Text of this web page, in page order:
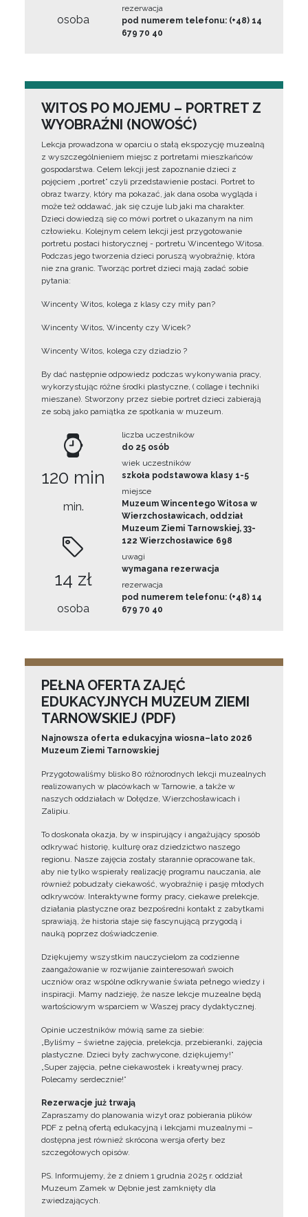
osoba
rezerwacja
pod numerem telefonu: (+48) 14
679 70 40
WITOS PO MOJEMU – PORTRET Z
WYOBRAŹNI (NOWOŚĆ)
Lekcja prowadzona w oparciu o stałą ekspozycję muzealną
z wyszczególnieniem miejsc z portretami mieszkańców
gospodarstwa. Celem lekcji jest zapoznanie dzieci z
pojęciem „portret” czyli przedstawienie postaci. Portret to
obraz twarzy, który ma pokazać, jak dana osoba wygląda i
może też oddawać, jak się czuje lub jaki ma charakter.
Dzieci dowiedzą się co mówi portret o ukazanym na nim
człowieku. Kolejnym celem lekcji jest przygotowanie
portretu postaci historycznej - portretu Wincentego Witosa.
Podczas jego tworzenia dzieci poruszą wyobraźnię, która
nie zna granic. Tworząc portret dzieci mają zadać sobie
pytania:
Wincenty Witos, kolega z klasy czy miły pan?
Wincenty Witos, Wincenty czy Wicek?
Wincenty Witos, kolega czy dziadzio ?
By dać następnie odpowiedz podczas wykonywania pracy,
wykorzystując różne środki plastyczne, ( collage i techniki
mieszane). Stworzony przez siebie portret dzieci zabierają
ze sobą jako pamiątka ze spotkania w muzeum.
120 min
min.
14 zł
osoba
liczba uczestników
do 25 osób
wiek uczestników
szkoła podstawowa klasy 1-5
miejsce
Muzeum Wincentego Witosa w
Wierzchosławicach, oddział
Muzeum Ziemi Tarnowskiej, 33-
122 Wierzchosławice 698
uwagi
wymagana rezerwacja
rezerwacja
pod numerem telefonu: (+48) 14
679 70 40
PEŁNA OFERTA ZAJĘĆ
EDUKACYJNYCH MUZEUM ZIEMI
TARNOWSKIEJ (PDF)
Najnowsza oferta edukacyjna wiosna–lato 2026
Muzeum Ziemi Tarnowskiej
Przygotowaliśmy blisko 80 różnorodnych lekcji muzealnych
realizowanych w placówkach w Tarnowie, a także w
naszych oddziałach w Dołędze, Wierzchosławicach i
Zalipiu.
To doskonała okazja, by w inspirujący i angażujący sposób
odkrywać historię, kulturę oraz dziedzictwo naszego
regionu. Nasze zajęcia zostały starannie opracowane tak,
aby nie tylko wspierały realizację programu nauczania, ale
również pobudzały ciekawość, wyobraźnię i pasję młodych
odkrywców. Interaktywne formy pracy, ciekawe prelekcje,
działania plastyczne oraz bezpośredni kontakt z zabytkami
sprawiają, że historia staje się fascynującą przygodą i
nauką poprzez doświadczenie.
Dziękujemy wszystkim nauczycielom za codzienne
zaangażowanie w rozwijanie zainteresowań swoich
uczniów oraz wspólne odkrywanie świata pełnego wiedzy i
inspiracji. Mamy nadzieję, że nasze lekcje muzealne będą
wartościowym wsparciem w Waszej pracy dydaktycznej.
Opinie uczestników mówią same za siebie:
„Byliśmy – świetne zajęcia, prelekcja, przebieranki, zajęcia
plastyczne. Dzieci były zachwycone, dziękujemy!”
„Super zajęcia, pełne ciekawostek i kreatywnej pracy.
Polecamy serdecznie!”
Rezerwacje już trwają
Zapraszamy do planowania wizyt oraz pobierania plików
PDF z pełną ofertą edukacyjną i lekcjami muzealnymi –
dostępna jest również skrócona wersja oferty bez
szczegółowych opisów.
PS. Informujemy, że z dniem 1 grudnia 2025 r. oddział
Muzeum Zamek w Dębnie jest zamknięty dla
zwiedzających.